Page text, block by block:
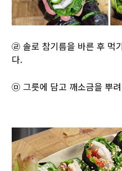
㉣ 솔로 참기름을 바른 후 먹
다.
㉤ 그릇에 담고 깨소금을 뿌